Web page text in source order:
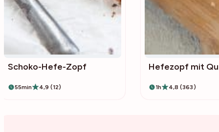
Schoko-Hefe-Zopf
55min 4,9 (12)
Hefezopf mit
1h 4,8 (363)